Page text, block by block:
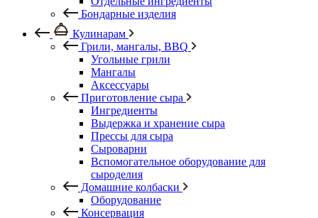
Бондарные изделия
Кулинарам
Грили, мангалы, BBQ
Угольные грили
Мангалы
Аксессуары
Приготовление сыра
Ингредиенты
Выдержка и хранение сыра
Прессы для сыра
Сыроварни
Вспомогательное оборудование для
сыроделия
Домашние колбаски
Оборудование
Консервация